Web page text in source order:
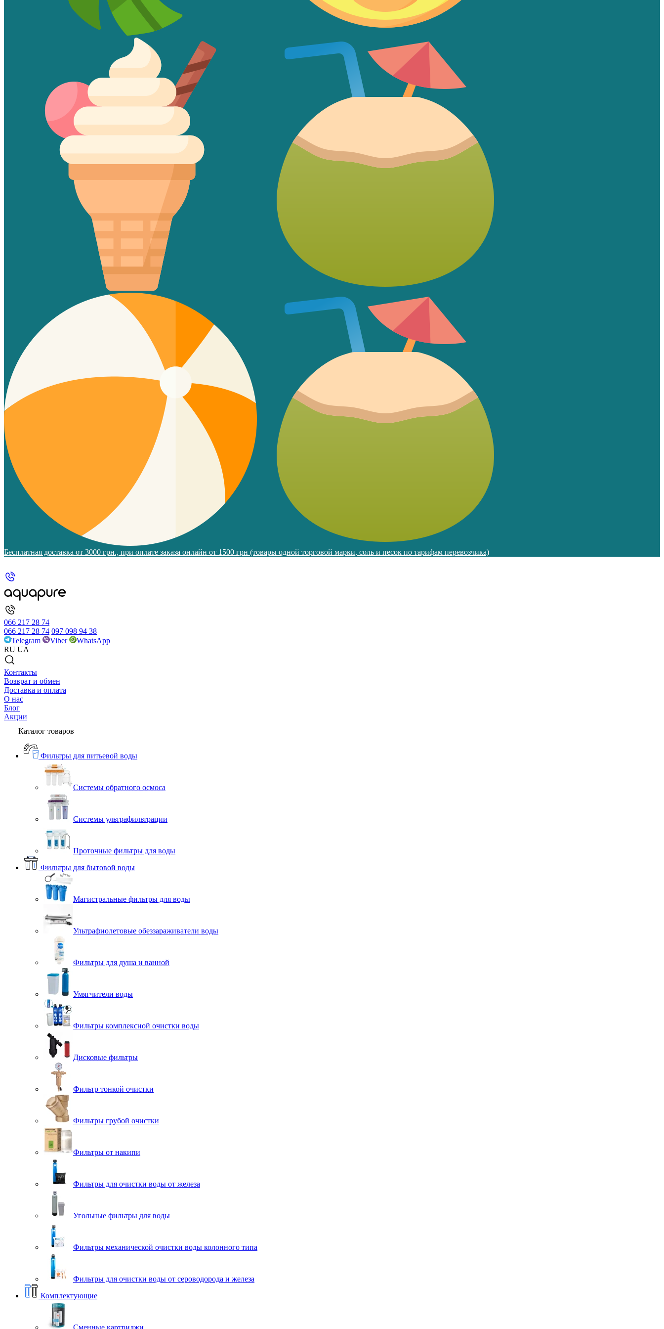
Бесплатная доставка от 3000 грн., при оплате заказа онлайн от 1500 грн (товары одной торговой марки, соль и песок по тарифам перевозчика)
066 217 28 74
066 217 28 74 097 098 94 38
Telegram
Viber
WhatsApp
RU UA
Контакты
Возврат и обмен
Доставка и оплата
О нас
Блог
Акции
Каталог товаров
Фильтры для питьевой воды
Системы обратного осмоса
Системы ультрафильтрации
Проточные фильтры для воды
Фильтры для бытовой воды
Магистральные фильтры для воды
Ультрафиолетовые обеззараживатели воды
Фильтры для душа и ванной
Умягчители воды
Фильтры комплексной очистки воды
Дисковые фильтры
Фильтр тонкой очистки
Фильтры грубой очистки
Фильтры от накипи
Фильтры для очистки воды от железа
Угольные фильтры для воды
Фильтры механической очистки воды колонного типа
Фильтры для очистки воды от сероводорода и железа
Комплектующие
Сменные картриджи